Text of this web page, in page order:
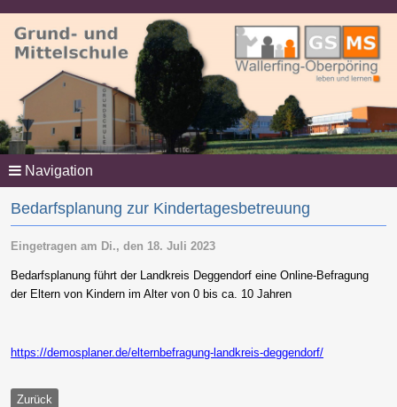
Navigation
Bedarfsplanung zur Kindertagesbetreuung
Eingetragen am Di., den 18. Juli 2023
Bedarfsplanung führt der Landkreis Deggendorf eine Online-Befragung
der Eltern von Kindern im Alter von 0 bis ca. 10 Jahren
https://demosplaner.de/elternbefragung-landkreis-deggendorf/
Zurück